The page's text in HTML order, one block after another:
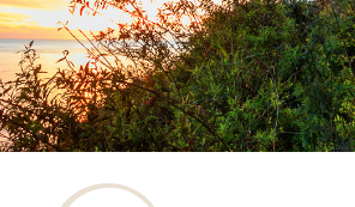
VAKANTIEHUIZEN
GALLERY
OVER ONS